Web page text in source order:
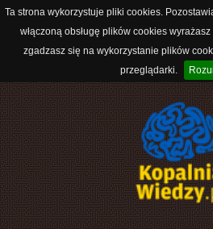
Ta strona wykorzystuje pliki cookies.
włączoną obsługę plików cookies
zgadzasz się na wykorzystanie plików
przeglądarki.